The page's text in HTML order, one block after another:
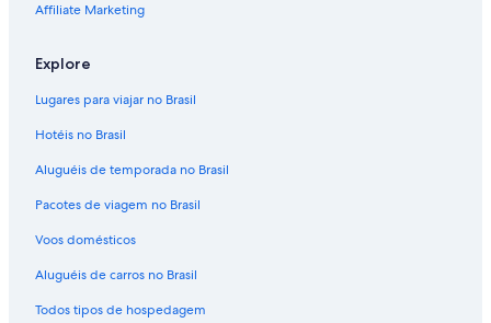
Affiliate Marketing
Explore
Lugares para viajar no Brasil
Hotéis no Brasil
Aluguéis de temporada no Brasil
Pacotes de viagem no Brasil
Voos domésticos
Aluguéis de carros no Brasil
Todos tipos de hospedagem